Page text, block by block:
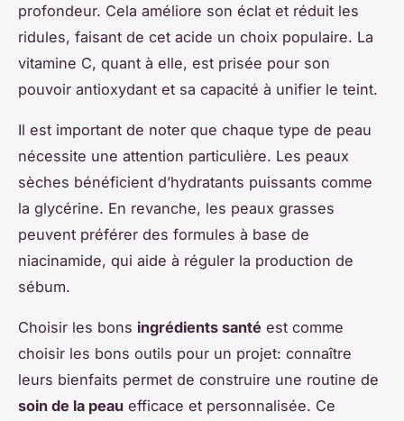
profondeur. Cela améliore son éclat et réduit les
ridules, faisant de cet acide un choix populaire. La
vitamine C, quant à elle, est prisée pour son
pouvoir antioxydant et sa capacité à unifier le teint.
Il est important de noter que chaque type de peau
nécessite une attention particulière. Les peaux
sèches bénéficient d’hydratants puissants comme
la glycérine. En revanche, les peaux grasses
peuvent préférer des formules à base de
niacinamide, qui aide à réguler la production de
sébum.
Choisir les bons ingrédients santé est comme
choisir les bons outils pour un projet: connaître
leurs bienfaits permet de construire une routine de
soin de la peau efficace et personnalisée. Ce